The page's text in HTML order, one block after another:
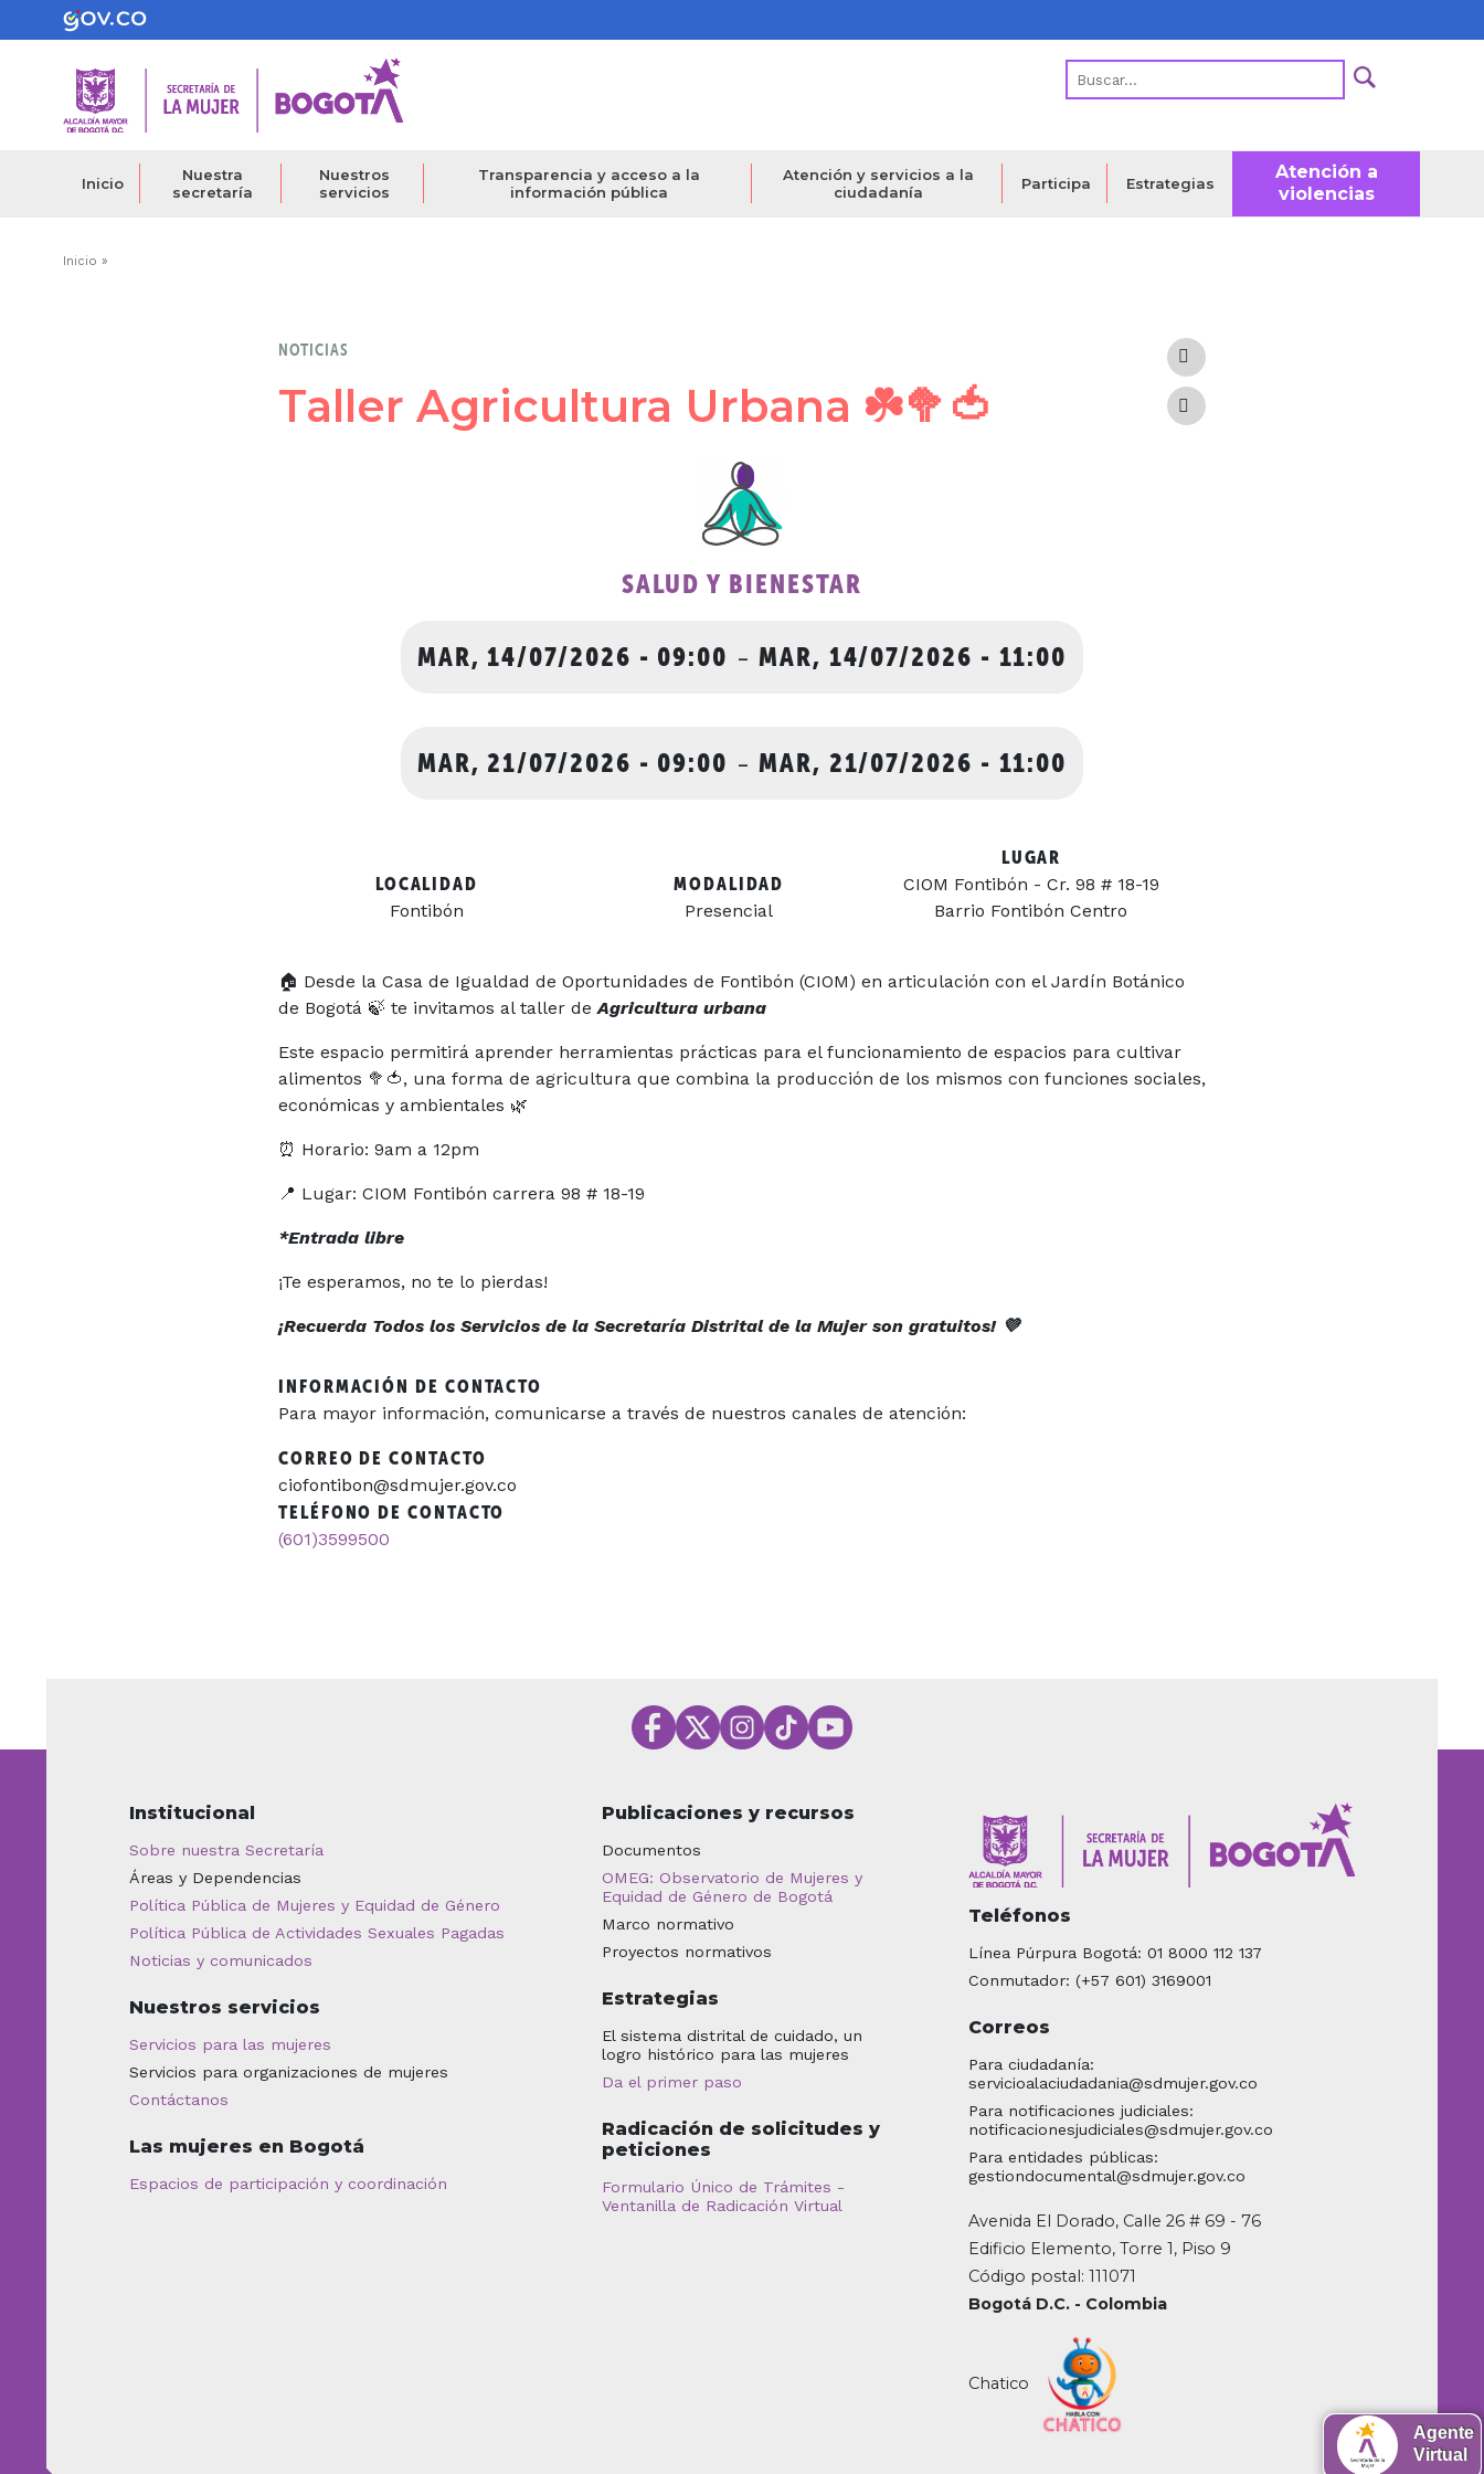
al
contenido
Inicio
Nuestra
secretaría
Nuestros
servicios
Transparencia y acceso a la
información pública
Atención y servicios a la
ciudadanía
Participa Estrategias
Atención a
violencias
Ruta
Inicio
NOTICIAS
Taller Agricultura Urbana ☘️🥦🍅
SALUD Y BIENESTAR
MAR, 14/07/2026 - 09:00 - MAR, 14/07/2026 - 11:00
MAR, 21/07/2026 - 09:00 - MAR, 21/07/2026 - 11:00
LOCALIDAD
Fontibón
MODALIDAD
Presencial
LUGAR
CIOM Fontibón - Cr. 98 # 18-19
Barrio Fontibón Centro
🏠 Desde la Casa de Igualdad de Oportunidades de Fontibón (CIOM) en articulación con el Jardín Botánico
de Bogotá 🍃 te invitamos al taller deAgricultura urbana
Este espacio permitirá aprender herramientas prácticas para el funcionamiento de espacios para cultivar
alimentos 🥦🍅, una forma de agricultura que combina la producción de los mismos con funciones sociales,
económicas y ambientales 🌿
⏰ Horario: 9am a 12pm
📍 Lugar: CIOM Fontibón carrera 98 # 18-19
*Entrada libre
¡Te esperamos, no te lo pierdas!
¡Recuerda Todos los Servicios de la Secretaría Distrital de la Mujer son gratuitos! 💜
INFORMACIÓN DE CONTACTO
Para mayor información, comunicarse a través de nuestros canales de atención:
CORREO DE CONTACTO
ciofontibon@sdmujer.gov.co
TELÉFONO DE CONTACTO
(601)3599500
Institucional
Sobre nuestra Secretaría
Áreas y Dependencias
Política Pública de Mujeres y Equidad de Género
Política Pública de Actividades Sexuales Pagadas
Noticias y comunicados
Nuestros servicios
Servicios para las mujeres
Servicios para organizaciones de mujeres
Contáctanos
Las mujeres en Bogotá
Espacios de participación y coordinación
Publicaciones y recursos
Documentos
OMEG: Observatorio de Mujeres y
Equidad de Género de Bogotá
Marco normativo
Proyectos normativos
Estrategias
El sistema distrital de cuidado, un
logro histórico para las mujeres
Da el primer paso
Radicación de solicitudes y
peticiones
Formulario Único de Trámites -
Ventanilla de Radicación Virtual
Teléfonos
Línea Púrpura Bogotá: 01 8000 112 137
Conmutador: (+57 601) 3169001
Correos
Para ciudadanía:
servicioalaciudadania@sdmujer.gov.co
Para notificaciones judiciales:
notificacionesjudiciales@sdmujer.gov.co
Para entidades públicas:
gestiondocumental@sdmujer.gov.co
Avenida El Dorado, Calle 26 # 69 - 76
Edificio Elemento, Torre 1, Piso 9
Código postal: 111071
Bogotá D.C. - Colombia
Chatico
Agente
Virtual